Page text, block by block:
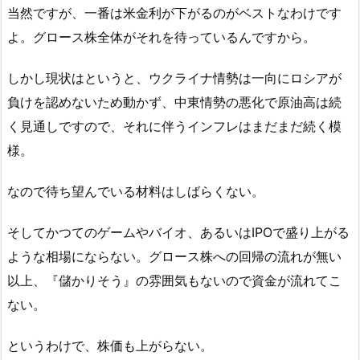
当然ですが、一番は米金利が下がるのがベストなわけです
よ。グロース株全体がそれを待っているんですから。
しかし現状はというと、ウクライナ情勢は一向にロシアが
負けを認めないため動かず、中東情勢の悪化で原油高は続
く見通しですので、それに伴うインフレはまだまだ続く模
様。
なので待ち望んでいる材料はしばらくない。
そしてかつてのゲームやバイオ、あるいはIPOで盛り上がる
ような相場にならない。グロース株への回帰の流れが無い
以上、『儲かりそう』の雰囲気もないので資金が流れてこ
ない。
というわけで、株価も上がらない。